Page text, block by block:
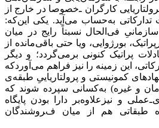
کارگران ـ‌خصوصا در خارج از
تدارکاتی به‌حساب می‌آید. یکی این‌که:
فی‌الحال نسبتاً رایج در میان
بورژوایی، ویا حتی باقی‌مانده از
پراتیک کنونی برمی‌گردد؛ و دیگر
این زمینه را نیز فراهم می‌آوردکه
کمونیستی و پرولتاریاییِ طبقه‌ی
و غیره) به‌کسانی سپرده شوند که
و نیزعلاوه‌بر دارا بودن پایگاه
طبقاتی هم از میان فروشندگان